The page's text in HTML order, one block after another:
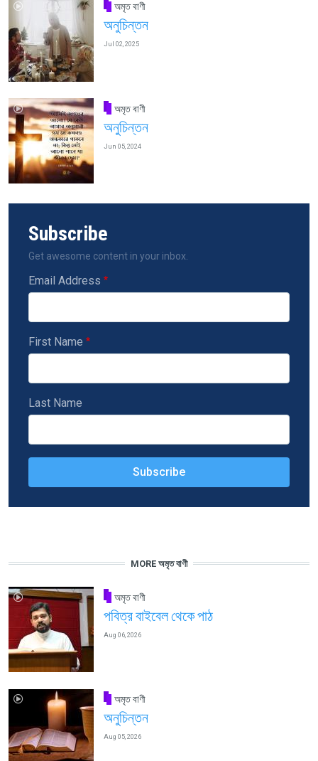
অমৃত বাণী
অনুচিন্তন
Jul 02, 2025
অমৃত বাণী
অনুচিন্তন
Jun 05, 2024
Subscribe
Get awesome content in your inbox.
Email Address
First Name
Last Name
MORE অমৃত বাণী
অমৃত বাণী
পবিত্র বাইবেল থেকে পাঠ
Aug 06, 2026
অমৃত বাণী
অনুচিন্তন
Aug 05, 2026